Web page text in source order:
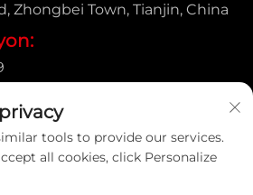
Zhongbei Town, Tianjin, China
tools to provide our services.
all cookies, click Personalize